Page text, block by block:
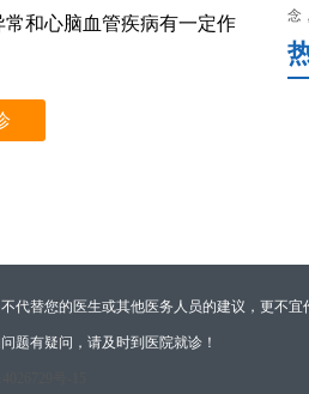
和心脑血管疾病有一定作
念
代替您的医生或其他医务人员的建议，更不
题有疑问，请及时到医院就诊！